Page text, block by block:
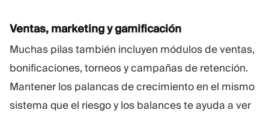
Ventas, marketing y gamificación
Muchas pilas también incluyen módulos de ventas,
bonificaciones, torneos y campañas de retención.
Mantener los palancas de crecimiento en el mismo
sistema que el riesgo y los balances te ayuda a ver